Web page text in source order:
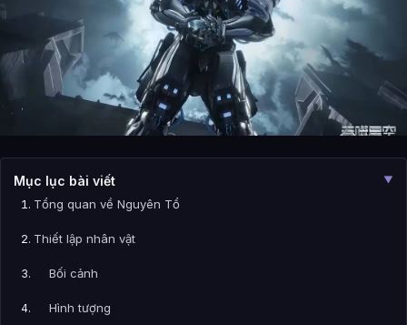
Mục lục bài viết ▼
Tổng quan về Nguyên Tổ
Thiết lập nhân vật
Bối cảnh
Hình tượng